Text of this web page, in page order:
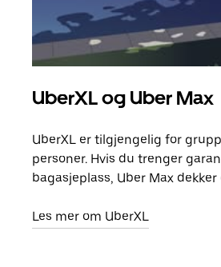
UberXL og Uber Max
UberXL er tilgjengelig for
personer. Hvis du trenger
bagasjeplass, Uber Max
Les mer om UberXL